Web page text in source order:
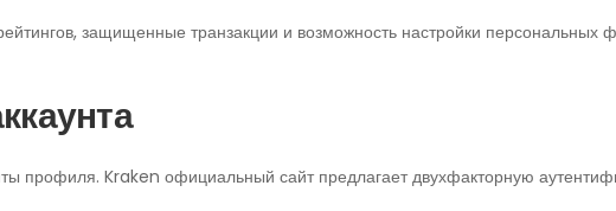
защищенные транзакции и возможность настройки персональных
профиля. Kraken официальный сайт предлагает двухфакторную